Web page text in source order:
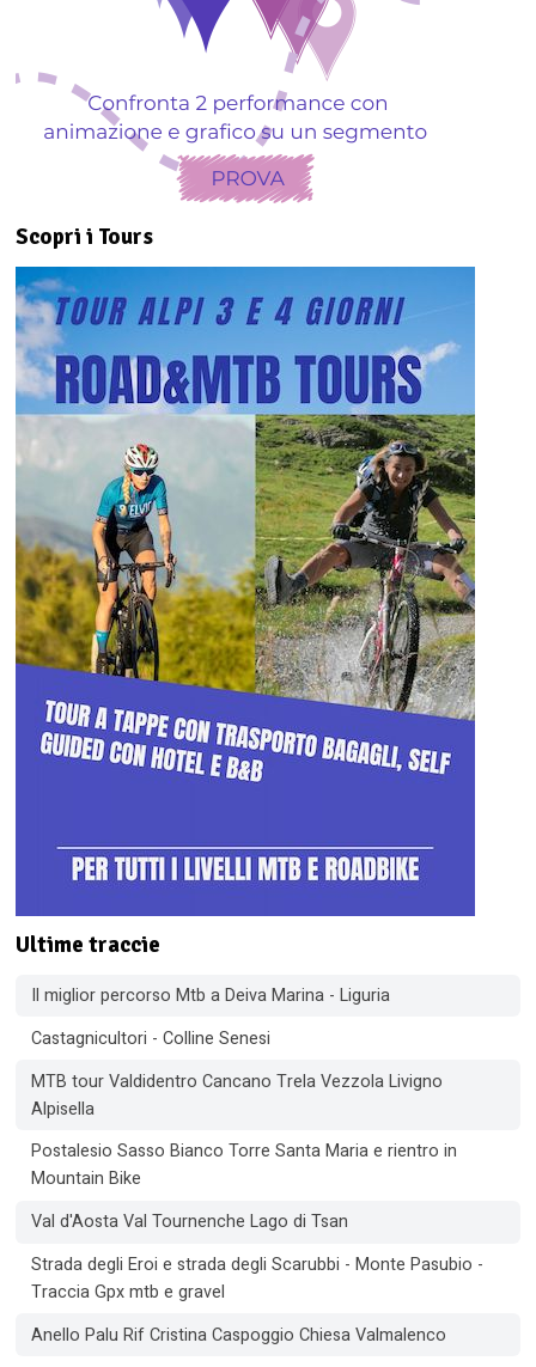
Scopri i Tours
Ultime traccie
Il miglior percorso Mtb a Deiva Marina - Liguria
Castagnicultori - Colline Senesi
MTB tour Valdidentro Cancano Trela Vezzola Livigno
Alpisella
Postalesio Sasso Bianco Torre Santa Maria e rientro in
Mountain Bike
Val d'Aosta Val Tournenche Lago di Tsan
Strada degli Eroi e strada degli Scarubbi - Monte Pasubio -
Traccia Gpx mtb e gravel
Anello Palu Rif Cristina Caspoggio Chiesa Valmalenco